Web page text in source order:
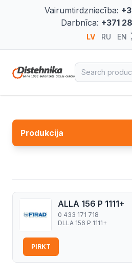
Vairumtirdzniecība:
Darbnīca: +371
LV RU EN
Search for:
Produkcija
ALLA 156 P 1111+
0 433 171 718
DLLA 156 P 1111+
PIRKT